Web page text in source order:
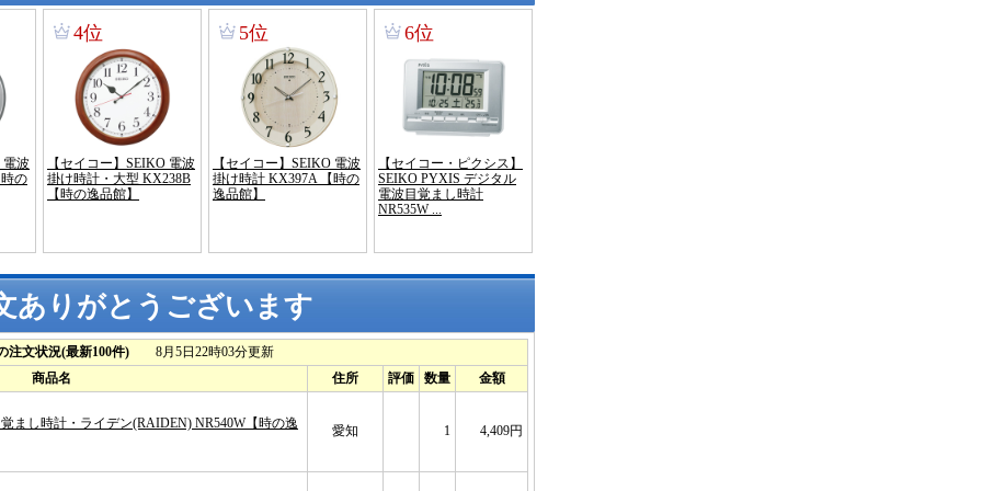
ありがとうございます